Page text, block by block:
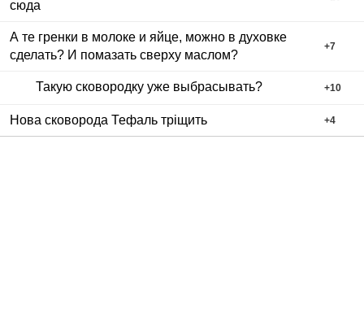
сюда
А те гренки в молоке и яйце, можно в духовке
сделать? И помазать сверху маслом?
+7
Такую сковородку уже выбрасывать? +10
Нова сковорода Тефаль тріщить +4